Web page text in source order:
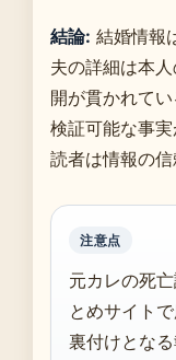
結論: 結婚情報
夫の詳細は本
開が貫かれてい
検証可能な事実
読者は情報の信
注意点
元カレの死
とめサイト
裏付けとな